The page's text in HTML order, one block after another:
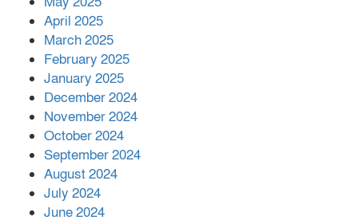
আহত ৪০
April 2025
March 2025
February 2025
January 2025
December 2024
November 2024
October 2024
September 2024
August 2024
July 2024
June 2024